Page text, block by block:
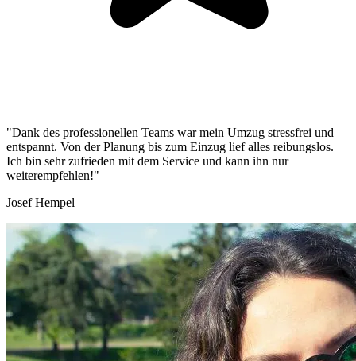
"Dank des professionellen Teams war mein Umzug stressfrei und
entspannt. Von der Planung bis zum Einzug lief alles reibungslos.
Ich bin sehr zufrieden mit dem Service und kann ihn nur
weiterempfehlen!"
Josef Hempel